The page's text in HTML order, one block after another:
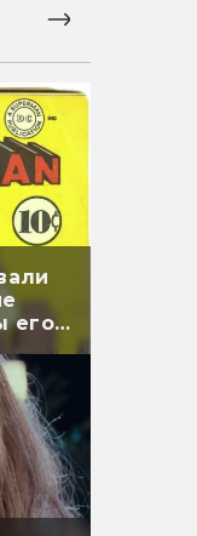
его